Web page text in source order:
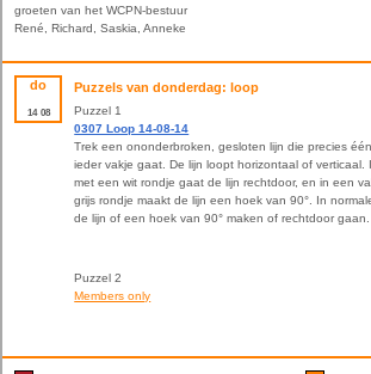
groeten van het WCPN-bestuur
René, Richard, Saskia, Anneke
do
14 08
Puzzels van donderdag: loop
Puzzel 1
0307 Loop 14-08-14
Trek een ononderbroken, gesloten lijn die precies
ieder vakje gaat. De lijn loopt horizontaal of verticaal.
met een wit rondje gaat de lijn rechtdoor, en in een
grijs rondje maakt de lijn een hoek van 90°. In
de lijn of een hoek van 90° maken of rechtdoor gaan.
Puzzel 2
Members only